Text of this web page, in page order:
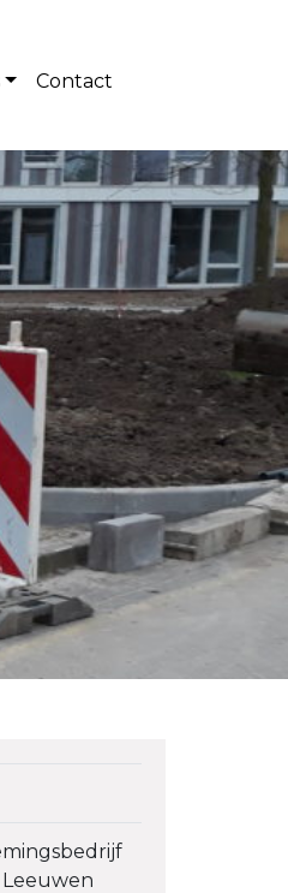
Contact
Leeuwen